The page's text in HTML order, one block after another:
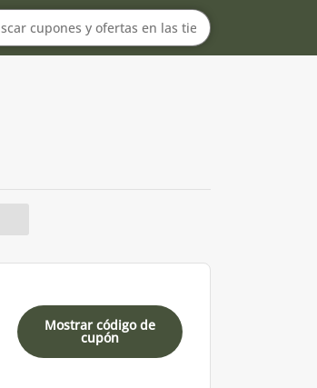
Mostrar código de
cupón